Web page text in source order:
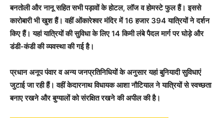
बनतोली और नानू सहित सभी पड़ावों के होटल, लॉज व होमस्टे फुल हैं। इससे
कारोबारी भी खुश हैं। वहीं ओंकारेश्वर मंदिर में 16 हजार 394 यात्रियों ने दर्शन
किए हैं। यहां यात्रियों की सुविधा के लिए 14 किमी लंबे पैदल मार्ग पर घोड़े और
डंडी-कंडी की व्यवस्था की गई है।
प्रधान अनूप पंवार व अन्य जनप्रतिनिधियों के अनुसार यहां बुनियादी सुविधाएं
जुटाई जा रही हैं। वहीं केदारनाथ विधायक आशा नौटियाल ने यात्रियों से स्वच्छता
बनाए रखने और बुग्यालों को संरक्षित रखने की अपील की है।